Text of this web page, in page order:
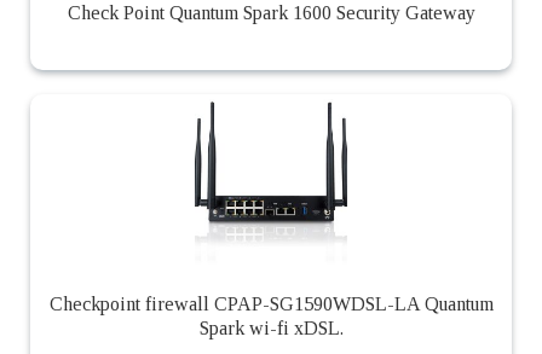
Check Point Quantum Spark 1600 Security Gateway
Checkpoint firewall CPAP-SG1590WDSL-LA Quantum
Spark wi-fi xDSL.